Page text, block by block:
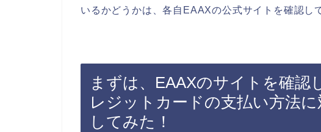
いるかどうかは、各自EAAXの公式サイトを確認し
まずは、EAAXのサイトを確認
レジットカードの支払い方法
してみた！